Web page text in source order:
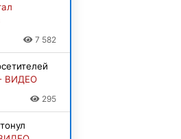
7 582
ВИДЕО
295